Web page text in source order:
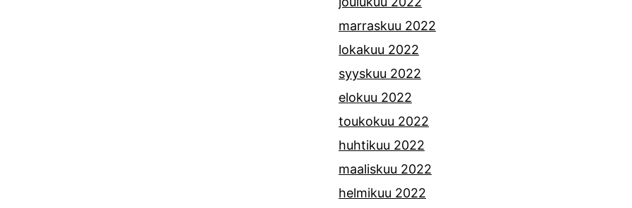
marraskuu 2022
lokakuu 2022
syyskuu 2022
elokuu 2022
toukokuu 2022
huhtikuu 2022
maaliskuu 2022
helmikuu 2022